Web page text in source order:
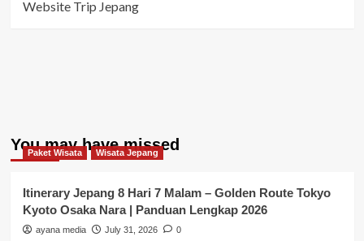
Website Trip Jepang
You may have missed
Paket Wisata Wisata Jepang
Itinerary Jepang 8 Hari 7 Malam – Golden Route Tokyo
Kyoto Osaka Nara | Panduan Lengkap 2026
ayana media July 31, 2026 0